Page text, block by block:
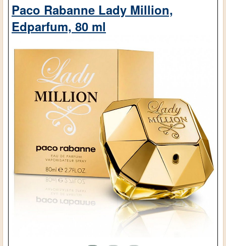
Paco Rabanne Lady Million,
Edparfum, 80 ml